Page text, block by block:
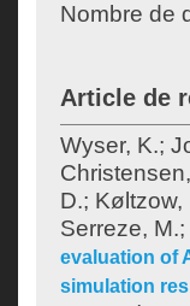
Nombre de
Article de
Wyser, K.;
D.; Køltzow,
Serreze, M.;
evaluation of
simulation